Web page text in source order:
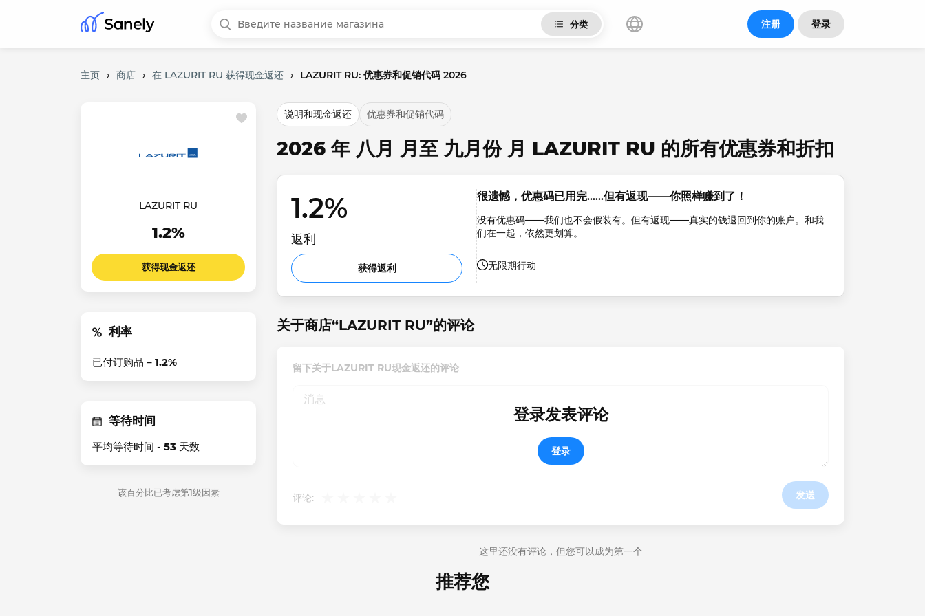
分类 注册 登录
主页 › 商店 › 在 LAZURIT RU 获得现金返还 › LAZURIT RU: 优惠券和促销代码 2026
LAZURIT RU
1.2%
获得现金返还
利率
已付订购品 – 1.2%
等待时间
平均等待时间 - 53 天数
该百分比已考虑第1级因素
说明和现金返还 优惠券和促销代码
2026 年 八月 月至 九月份 月 LAZURIT RU 的所有优惠券和折扣
1.2%
返利
获得返利
很遗憾，优惠码已用完……但有返现——你照样赚到了！
没有优惠码——我们也不会假装有。但有返现——真实的钱退回到你的账户。和我
们在一起，依然更划算。
无限期行动
关于商店“LAZURIT RU”的评论
留下关于LAZURIT RU现金返还的评论
评论: 发送
登录发表评论
登录
这里还没有评论，但您可以成为第一个
推荐您